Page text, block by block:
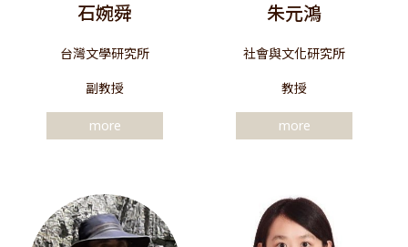
石婉舜
台灣文學研究所
副教授
more
朱元鴻
社會與文化研究所
教授
more